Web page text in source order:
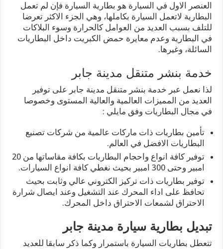
العنصر الاول في السيارة هو بطارية السيارة فإن لم تعمل
البطارية لاتعمل السيارة بكاملها، وهي الجزء الاكثر تعرضا
للتلف بسبب العديد من العوامل كالحرارة وسوء البلاكات
في البطارية وعدم معايرة حمض الكبريت داخل البطاريات
السائلة، وغيرها.
خدمة بنشر متنقل مدينة جابر
لذا نعمل عبر خدمة بنشر متنقل مدينة جابر على توفير
العديد من المميزات العالمية والعالية المستوى وخصوصا
في مجال البطاريات وفق مايلي :
تأمين بطاريات ذات ماركات عالمية من شركات تصنيع
البطاريات الافضل في العالم.
توفير كافة انواع واحجام البطاريات بكافة مقاساتها من 20
امبير وحتى 300 امبير بحيث نغطي كافة انواع السيارات.
توفير بطاريات ذات تركيز الكتروني عالي وثابت بحيث
تحافظ على اداء المحرك عند التشغيل وعند ايصال شرارة
الاحتراق لشمعات الاحتراق داخل المحرك.
تبديل بطارية سيارة مدينة جابر
تتعطل بطاريات السيارة باستمرار وكما ذكر سابقا للعديد